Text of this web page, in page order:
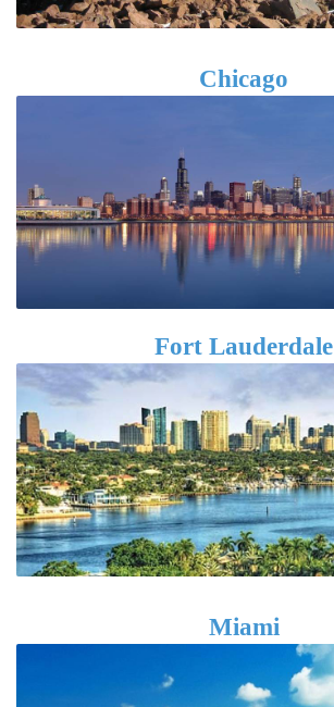
Chicago
Fort Lauderdale
Miami